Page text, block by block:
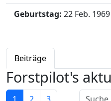
Geburtstag: 22 Feb. 1969
Beiträge
Forstpilot's